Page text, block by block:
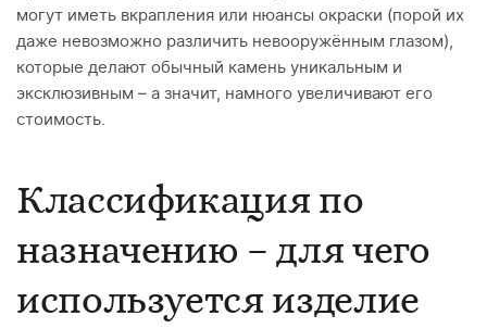
могут иметь вкрапления или нюансы окраски (порой их
даже невозможно различить невооружённым глазом),
которые делают обычный камень уникальным и
эксклюзивным – а значит, намного увеличивают его
стоимость.
Классификация по
назначению – для чего
используется изделие